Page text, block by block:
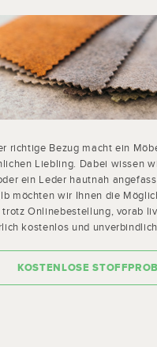
richtige Bezug macht ein
Liebling. Dabei wissen
ein Leder hautnah
möchten wir Ihnen die
trotz Onlinebestellung, vorab
kostenlos und
KOSTENLOSE